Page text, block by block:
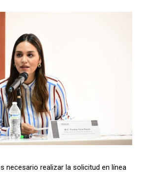
necesario realizar la solicitud en línea